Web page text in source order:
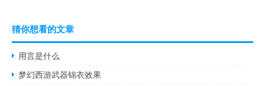
猜你想看的文章
用言是什么
梦幻西游武器锦衣效果